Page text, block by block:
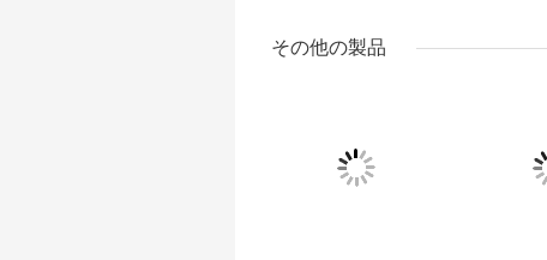
その他の製品